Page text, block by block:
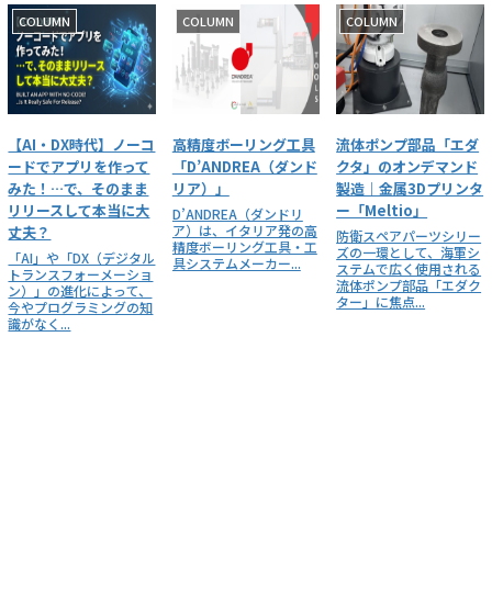
COLUMN
【AI・DX時代】ノーコ
ードでアプリを作って
みた！…で、そのまま
リリースして本当に大
丈夫？
「AI」や「DX（デジタル
トランスフォーメーショ
ン）」の進化によって、
今やプログラミングの知
識がなく...
COLUMN
高精度ボーリング工具
「D’ANDREA（ダンド
リア）」
D’ANDREA（ダンドリ
ア）は、イタリア発の高
精度ボーリング工具・工
具システムメーカー...
COLUMN
流体ポンプ部品「エダ
クタ」のオンデマンド
製造｜金属3Dプリンタ
ー「Meltio」
防衛スペアパーツシリー
ズの一環として、海軍シ
ステムで広く使用される
流体ポンプ部品「エダク
ター」に焦点...